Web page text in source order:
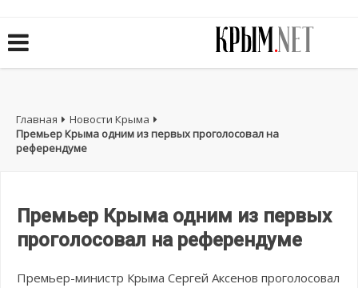
Главная
Новости Крыма
Премьер Крыма одним из первых проголосовал на
референдуме
Премьер Крыма одним из первых
проголосовал на референдуме
Премьер-министр Крыма Сергей Аксенов проголосовал